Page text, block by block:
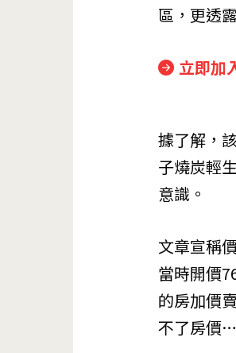
區，更透
立即加
據了解，
子燒炭輕
意識。
文章宣稱
當時開價
的房加價
不了房價